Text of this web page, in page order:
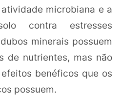
microbiana e a
contra estresses
minerais possuem
de nutrientes, mas não
benéficos que os
possuem.